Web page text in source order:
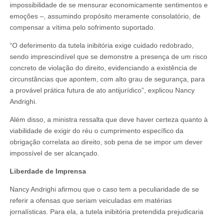
impossibilidade de se mensurar economicamente sentimentos e
emoções –, assumindo propósito meramente consolatório, de
compensar a vítima pelo sofrimento suportado.
“O deferimento da tutela inibitória exige cuidado redobrado,
sendo imprescindível que se demonstre a presença de um risco
concreto de violação do direito, evidenciando a existência de
circunstâncias que apontem, com alto grau de segurança, para
a provável prática futura de ato antijurídico”, explicou Nancy
Andrighi.
Além disso, a ministra ressalta que deve haver certeza quanto à
viabilidade de exigir do réu o cumprimento específico da
obrigação correlata ao direito, sob pena de se impor um dever
impossível de ser alcançado.
Liberdade de Imprensa
Nancy Andrighi afirmou que o caso tem a peculiaridade de se
referir a ofensas que seriam veiculadas em matérias
jornalísticas. Para ela, a tutela inibitória pretendida prejudicaria